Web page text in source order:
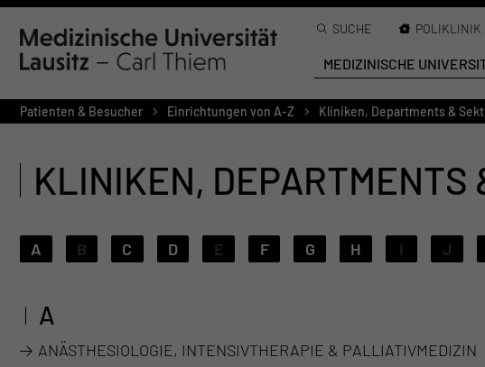
SUCHE POLIKLINIK
MEDIZINISCHE
Patienten & Besucher Einrichtungen von A-Z Kliniken, Departments &
KLINIKEN, DEPARTMENTS
A B C D E F G H I J
A
ANÄSTHESIOLOGIE, INTENSIVTHERAPIE & PALLIATIVMEDIZIN